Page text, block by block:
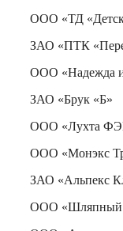
ООО «ТД
ЗАО «ПТК
ООО «Надежда
ЗАО «Брук «Б»
ООО «Лухта
ООО «Монэкс
ЗАО «Альпекс
ООО «Шляпный